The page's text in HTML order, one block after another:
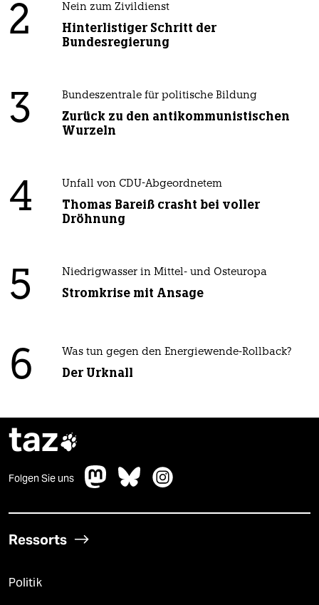
2 Nein zum Zivildienst
Hinterlistiger Schritt der
Bundesregierung
3 Bundeszentrale für politische Bildung
Zurück zu den antikommunistischen
Wurzeln
4 Unfall von CDU-Abgeordnetem
Thomas Bareiß crasht bei voller
Dröhnung
5 Niedrigwasser in Mittel- und Osteuropa
Stromkrise mit Ansage
6 Was tun gegen den Energiewende-Rollback?
Der Urknall
taz
Folgen Sie uns
Ressorts
Politik